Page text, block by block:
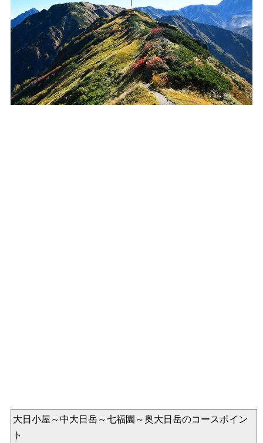
大日小屋～中大日岳～七福園～奥大日岳のコースポイン
ト